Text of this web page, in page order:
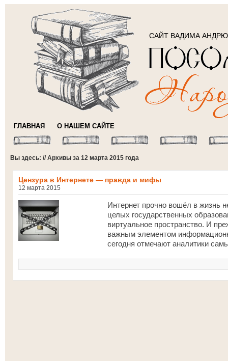
САЙТ ВАДИМА
ГЛАВНАЯ О НАШЕМ САЙТЕ
Вы здесь: // Архивы за 12 марта 2015 года
Цензура в Интернете — правда и мифы
12 марта 2015
Интернет прочно вошёл в жизнь
целых государственных
виртуальное пространство. И
важным элементом
сегодня отмечают аналитики